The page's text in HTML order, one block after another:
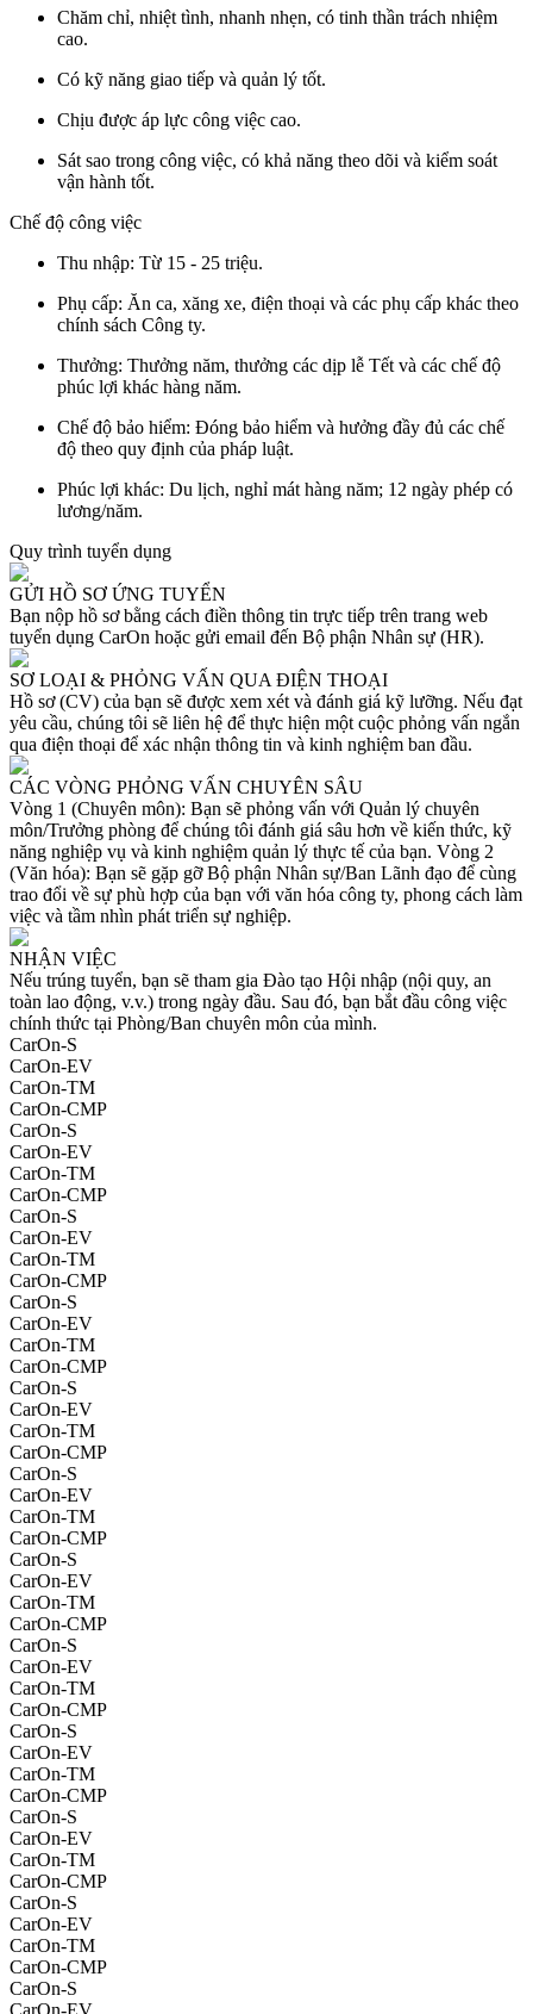
Chăm chỉ, nhiệt tình, nhanh nhẹn, có tinh thần trách nhiệm
cao.
Có kỹ năng giao tiếp và quản lý tốt.
Chịu được áp lực công việc cao.
Sát sao trong công việc, có khả năng theo dõi và kiểm soát
vận hành tốt.
Chế độ công việc
Thu nhập: Từ 15 - 25 triệu.
Phụ cấp: Ăn ca, xăng xe, điện thoại và các phụ cấp khác theo
chính sách Công ty.
Thưởng: Thưởng năm, thưởng các dịp lễ Tết và các chế độ
phúc lợi khác hàng năm.
Chế độ bảo hiểm: Đóng bảo hiểm và hưởng đầy đủ các chế
độ theo quy định của pháp luật.
Phúc lợi khác: Du lịch, nghỉ mát hàng năm; 12 ngày phép có
lương/năm.
Quy trình tuyển dụng
GỬI HỒ SƠ ỨNG TUYỂN
Bạn nộp hồ sơ bằng cách điền thông tin trực tiếp trên trang web
tuyển dụng CarOn hoặc gửi email đến Bộ phận Nhân sự (HR).
SƠ LOẠI & PHỎNG VẤN QUA ĐIỆN THOẠI
Hồ sơ (CV) của bạn sẽ được xem xét và đánh giá kỹ lưỡng. Nếu đạt
yêu cầu, chúng tôi sẽ liên hệ để thực hiện một cuộc phỏng vấn ngắn
qua điện thoại để xác nhận thông tin và kinh nghiệm ban đầu.
CÁC VÒNG PHỎNG VẤN CHUYÊN SÂU
Vòng 1 (Chuyên môn): Bạn sẽ phỏng vấn với Quản lý chuyên
môn/Trưởng phòng để chúng tôi đánh giá sâu hơn về kiến thức, kỹ
năng nghiệp vụ và kinh nghiệm quản lý thực tế của bạn. Vòng 2
(Văn hóa): Bạn sẽ gặp gỡ Bộ phận Nhân sự/Ban Lãnh đạo để cùng
trao đổi về sự phù hợp của bạn với văn hóa công ty, phong cách làm
việc và tầm nhìn phát triển sự nghiệp.
NHẬN VIỆC
Nếu trúng tuyển, bạn sẽ tham gia Đào tạo Hội nhập (nội quy, an
toàn lao động, v.v.) trong ngày đầu. Sau đó, bạn bắt đầu công việc
chính thức tại Phòng/Ban chuyên môn của mình.
CarOn-S
CarOn-EV
CarOn-TM
CarOn-CMP
CarOn-S
CarOn-EV
CarOn-TM
CarOn-CMP
CarOn-S
CarOn-EV
CarOn-TM
CarOn-CMP
CarOn-S
CarOn-EV
CarOn-TM
CarOn-CMP
CarOn-S
CarOn-EV
CarOn-TM
CarOn-CMP
CarOn-S
CarOn-EV
CarOn-TM
CarOn-CMP
CarOn-S
CarOn-EV
CarOn-TM
CarOn-CMP
CarOn-S
CarOn-EV
CarOn-TM
CarOn-CMP
CarOn-S
CarOn-EV
CarOn-TM
CarOn-CMP
CarOn-S
CarOn-EV
CarOn-TM
CarOn-CMP
CarOn-S
CarOn-EV
CarOn-TM
CarOn-CMP
CarOn-S
CarOn-EV